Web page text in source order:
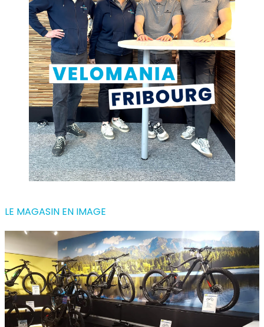
LE MAGASIN EN IMAGE